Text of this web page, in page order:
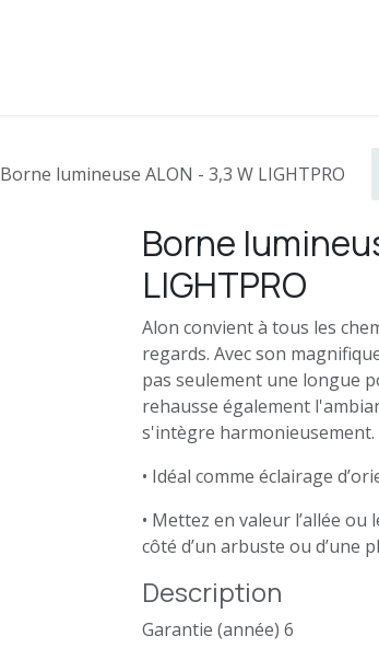
Borne lumineuse ALON - 3,3 W LIGHTPRO
Borne
LIGHTPRO
Alon convient à tous les
regards. Avec son
pas seulement une longue
rehausse également
s'intègre harmonieusement.
• Idéal comme éclairage
• Mettez en valeur l’allée
côté d’un arbuste ou
Description
Garantie (année) 6